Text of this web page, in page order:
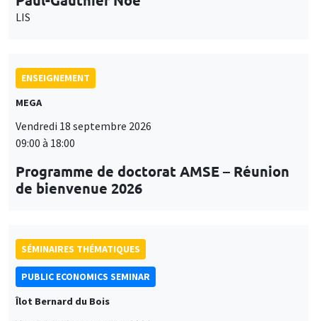
LIS
ENSEIGNEMENT
MEGA
Vendredi 18 septembre 2026
09:00 à 18:00
Programme de doctorat AMSE – Réunion
de bienvenue 2026
SÉMINAIRES THÉMATIQUES
PUBLIC ECONOMICS SEMINAR
Îlot Bernard du Bois